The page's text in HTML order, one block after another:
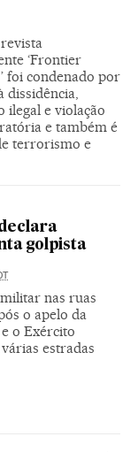
‘Frontier
foi condenado por
dissidência,
ilegal e violação
e também é
terrorismo e
golpista
nas ruas
o apelo da
o Exército
estradas